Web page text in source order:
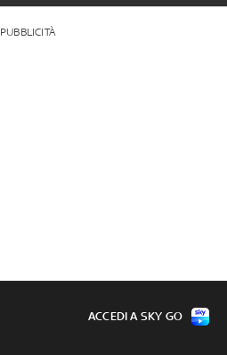
PUBBLICITÀ
ACCEDI A SKY GO